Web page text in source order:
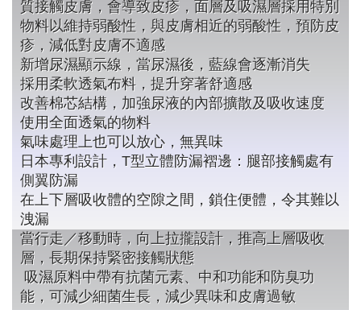
質接觸皮膚，會導致皮疹，面層及吸濕層採用特別
物料以維持弱酸性，與皮膚相近的弱酸性，預防皮
疹，減低對皮膚不適感
新增尿濕顯示線，當尿濕後，藍線會逐漸消失
採用柔軟透氣布料，提升穿著舒適感
改善棉芯結構，加強尿液的內部擴散及吸收速度
使用全面透氣的物料
氣味處理上也可以放心，無異味
日本專利設計，T型立體防漏褶邊：腿部接觸處有
側翼防漏
在上下層吸收體的空隙之間，鎖住便體，令其難以
洩漏
當行走／移動時，向上拉攏設計，推高上層吸收
層，長期保持緊密接觸狀態
吸濕原料中帶有抗菌元素、中和功能和防臭功
能，可減少細菌生長，減少異味和皮膚過敏